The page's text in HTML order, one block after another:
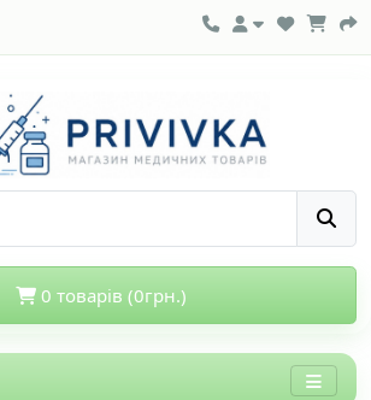
0 товарів (0грн.)